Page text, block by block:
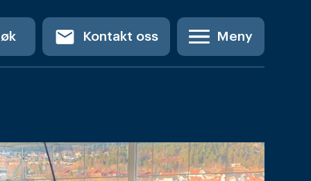
email Kontakt oss Meny